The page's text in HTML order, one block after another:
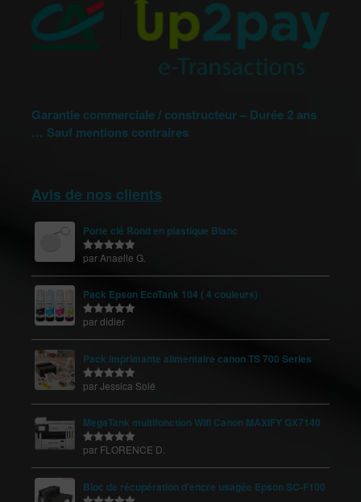
Garantie commerciale / constructeur – Durée 2 ans
… Sauf mentions contraires
Avis de nos clients
Porte clé Rond en plastique Blanc
Note5sur
par Anaelle G.
Pack Epson EcoTank 104 ( 4 couleurs)
Note 5sur
par didier
Pack imprimante alimentaire canon TS 700 Series
Note5sur
par Jessica Solé
MegaTank multifonction Wifi Canon MAXIFY GX7140
Note sur
par FLORENCE D.
Bloc de récupération d'encre usagée Epson SC-F100